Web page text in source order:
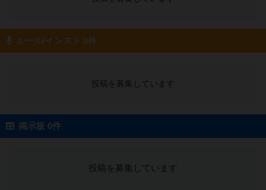
ルール/インスト 0件
投稿を募集しています
掲示板 0件
投稿を募集しています